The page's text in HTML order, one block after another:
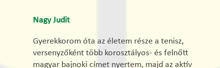
Nagy Judit
Gyerekkorom óta az életem része a tenisz,
versenyzőként több korosztályos- és felnőtt
magyar bajnoki címet nyertem, majd az aktív